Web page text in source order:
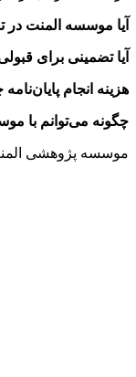
آیا موسسه المنت در
آیا تضمینی برای
هزینه انجام
چگونه می‌توانم با
موسسه پژوهشی